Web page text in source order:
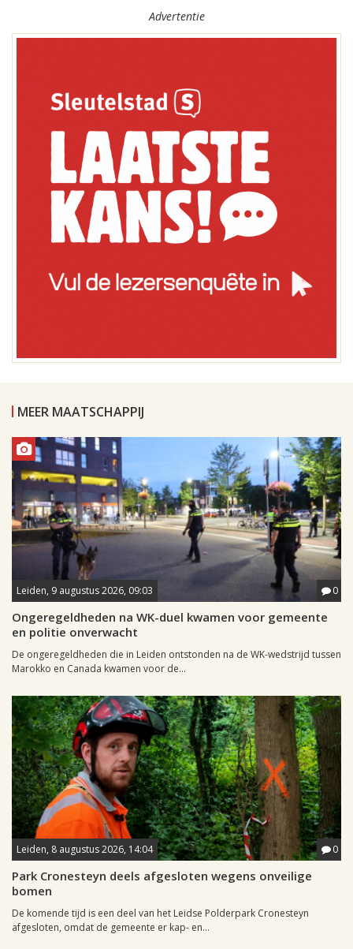
Advertentie
MEER MAATSCHAPPIJ
Leiden, 9 augustus 2026, 09:03 0
Ongeregeldheden na WK-duel kwamen voor gemeente
en politie onverwacht
De ongeregeldheden die in Leiden ontstonden na de WK-wedstrijd tussen
Marokko en Canada kwamen voor de...
Leiden, 8 augustus 2026, 14:04 0
Park Cronesteyn deels afgesloten wegens onveilige
bomen
De komende tijd is een deel van het Leidse Polderpark Cronesteyn
afgesloten, omdat de gemeente er kap- en...